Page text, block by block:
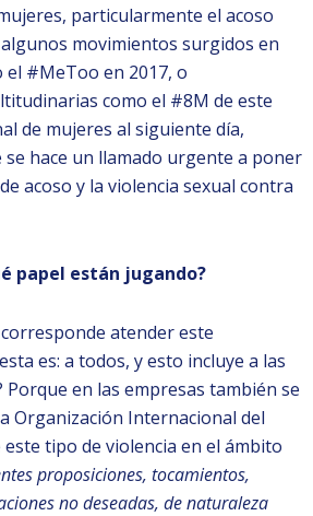
particularmente el acoso
movimientos surgidos en
el #MeToo en 2017, o
como el #8M de este
de mujeres al siguiente día,
hace un llamado urgente a poner
acoso y la violencia sexual contra
papel están jugando?
atender este
es: a todos, y esto incluye a las
Porque en las empresas también se
Organización Internacional del
tipo de violencia en el ámbito
proposiciones, tocamientos,
no deseadas, de naturaleza